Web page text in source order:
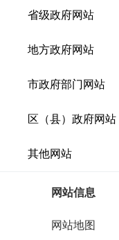
省级政府网站
地方政府网站
市政府部门网站
区（县）政府网站
其他网站
网站信息
网站地图